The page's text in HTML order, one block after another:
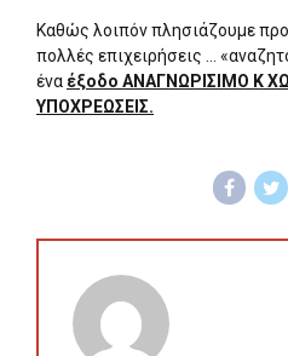
Καθώς λοιπόν πλησιάζουμε
πολλές επιχειρήσεις …
ένα έξοδο ΑΝΑΓΝΩΡΙΣΙΜΟ Κ
ΥΠΟΧΡΕΩΣΕΙΣ.